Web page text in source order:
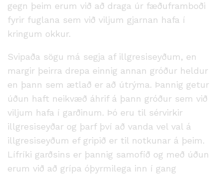
gegn þeim erum við að draga úr fæðuframboði
fyrir fuglana sem við viljum gjarnan hafa í
kringum okkur.
Svipaða sögu má segja af illgresiseyðum, en
margir þeirra drepa einnig annan gróður heldur
en þann sem ætlað er að útrýma. Þannig getur
úðun haft neikvæð áhrif á þann gróður sem við
viljum hafa í garðinum. Þó eru til sérvirkir
illgresiseyðar og þarf því að vanda vel val á
illgresiseyðum ef gripið er til notkunar á þeim.
Lífríki garðsins er þannig samofið og með úðun
erum við að grípa óþyrmilega inn í gang